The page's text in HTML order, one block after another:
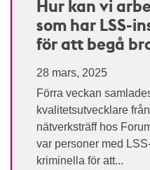
Hur kan vi
som har LSS-
för att begå
28 mars, 2025
Förra veckan
kvalitetsutvecklare
nätverksträff hos
var personer med
kriminella för att...